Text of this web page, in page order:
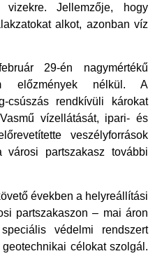
Jellemzője, hogy
alkot, azonban víz
29-én nagymértékű
előzmények nélkül. A
csúszás rendkívüli károkat
vízellátását, ipari- és
veszélyforrások
városi partszakasz további
években a helyreállítási
partszakaszon – mai áron
védelmi rendszert
célokat szolgál.